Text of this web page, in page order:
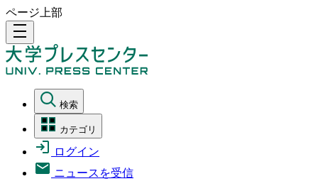
ページ上部
density_medium
検索
カテゴリ
ログイン
ニュースを受信